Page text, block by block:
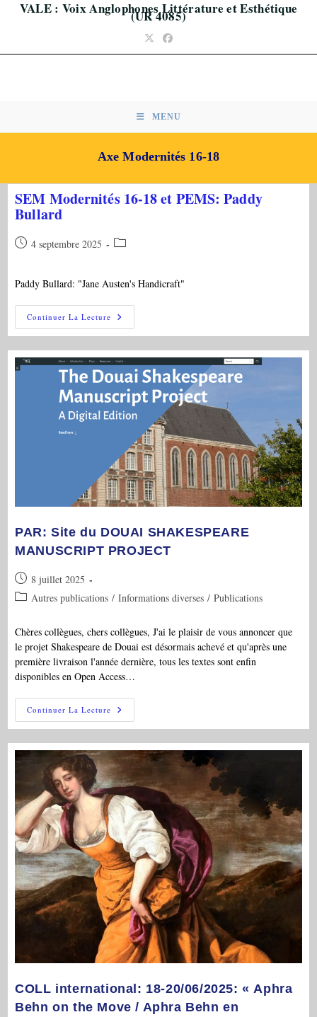
VALE : Voix Anglophones Littérature et Esthétique
(UR 4085)
MENU
Axe Modernités 16-18
SEM Modernités 16-18 et PEMS: Paddy
Bullard
Publication
4 septembre 2025
Post
Paddy Bullard: "Jane Austen's Handicraft"
Continuer La Lecture SEM
Modernités
16-
Et
PEMS:
Paddy
Bullard
PAR: Site du DOUAI SHAKESPEARE
MANUSCRIPT PROJECT
Publication
publiée :
8 juillet 2025
Post Autres publications / Informations diverses / Publications
Chères collègues, chers collègues, J'ai le plaisir de vous annoncer que
le projet Shakespeare de Douai est désormais achevé et qu'après une
première livraison l'année dernière, tous les textes sont enfin
disponibles en Open Access…
Continuer La Lecture PAR:
Site
Du
SHAKESPEARE
MANUSCRIPT
PROJECT
COLL international: 18-20/06/2025: « Aphra
Behn on the Move / Aphra Behn en